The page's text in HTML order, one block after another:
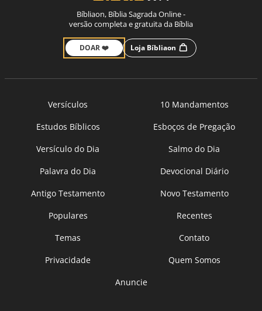
Bíbliaon, Bíblia Sagrada Online -
versão completa e gratuita da Bíblia
DOAR ❤️ Loja Bíbliaon
Versículos
10 Mandamentos
Estudos Bíblicos
Esboços de Pregação
Versículo do Dia
Salmo do Dia
Palavra do Dia
Devocional Diário
Antigo Testamento
Novo Testamento
Populares
Recentes
Temas
Contato
Privacidade
Quem Somos
Anuncie